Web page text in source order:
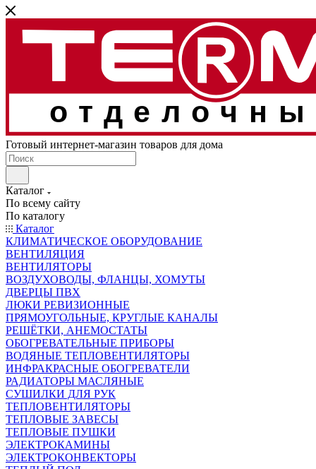
Готовый интернет-магазин товаров для дома
Каталог
По всему сайту
По каталогу
Каталог
КЛИМАТИЧЕСКОЕ ОБОРУДОВАНИЕ
ВЕНТИЛЯЦИЯ
ВЕНТИЛЯТОРЫ
ВОЗДУХОВОДЫ, ФЛАНЦЫ, ХОМУТЫ
ДВЕРЦЫ ПВХ
ЛЮКИ РЕВИЗИОННЫЕ
ПРЯМОУГОЛЬНЫЕ, КРУГЛЫЕ КАНАЛЫ
РЕШЁТКИ, АНЕМОСТАТЫ
ОБОГРЕВАТЕЛЬНЫЕ ПРИБОРЫ
ВОДЯНЫЕ ТЕПЛОВЕНТИЛЯТОРЫ
ИНФРАКРАСНЫЕ ОБОГРЕВАТЕЛИ
РАДИАТОРЫ МАСЛЯНЫЕ
СУШИЛКИ ДЛЯ РУК
ТЕПЛОВЕНТИЛЯТОРЫ
ТЕПЛОВЫЕ ЗАВЕСЫ
ТЕПЛОВЫЕ ПУШКИ
ЭЛЕКТРОКАМИНЫ
ЭЛЕКТРОКОНВЕКТОРЫ